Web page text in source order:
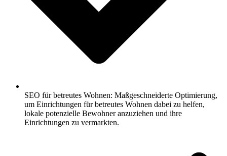
SEO für betreutes Wohnen: Maßgeschneiderte Optimierung,
um Einrichtungen für betreutes Wohnen dabei zu helfen,
lokale potenzielle Bewohner anzuziehen und ihre
Einrichtungen zu vermarkten.